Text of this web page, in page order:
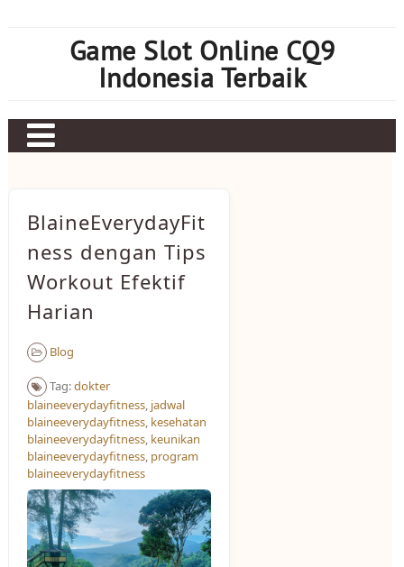
Game Slot Online CQ9
Indonesia Terbaik
Earnings Disclaimer
About Us
BlaineEverydayFit
ness dengan Tips
Workout Efektif
Harian
Blog
Tag:dokter
blaineeverydayfitness, jadwal
blaineeverydayfitness, kesehatan
blaineeverydayfitness, keunikan
blaineeverydayfitness, program
blaineeverydayfitness